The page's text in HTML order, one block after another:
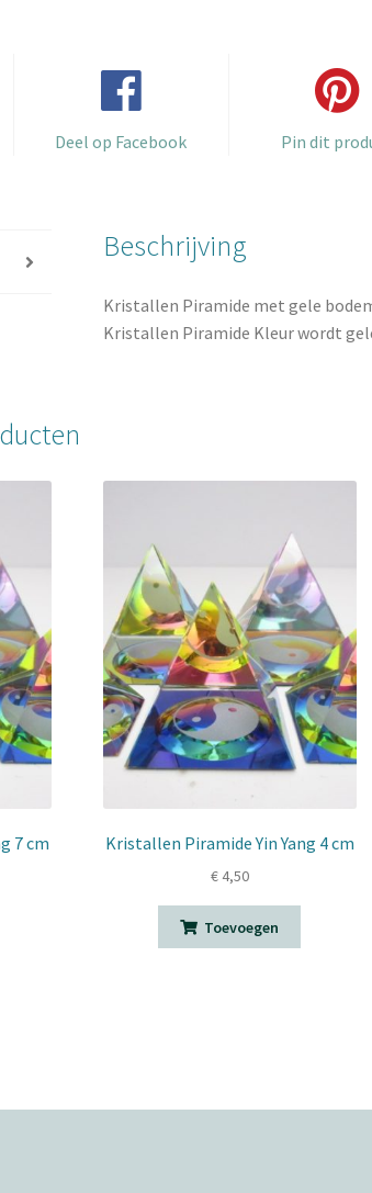
Deel op Facebook Pin dit
Beschrijving
Kristallen Piramide met gele
Kristallen Piramide Kleur wordt
7 cm Kristallen Piramide Yin Yang 4 cm
€4,50
Toevoegen